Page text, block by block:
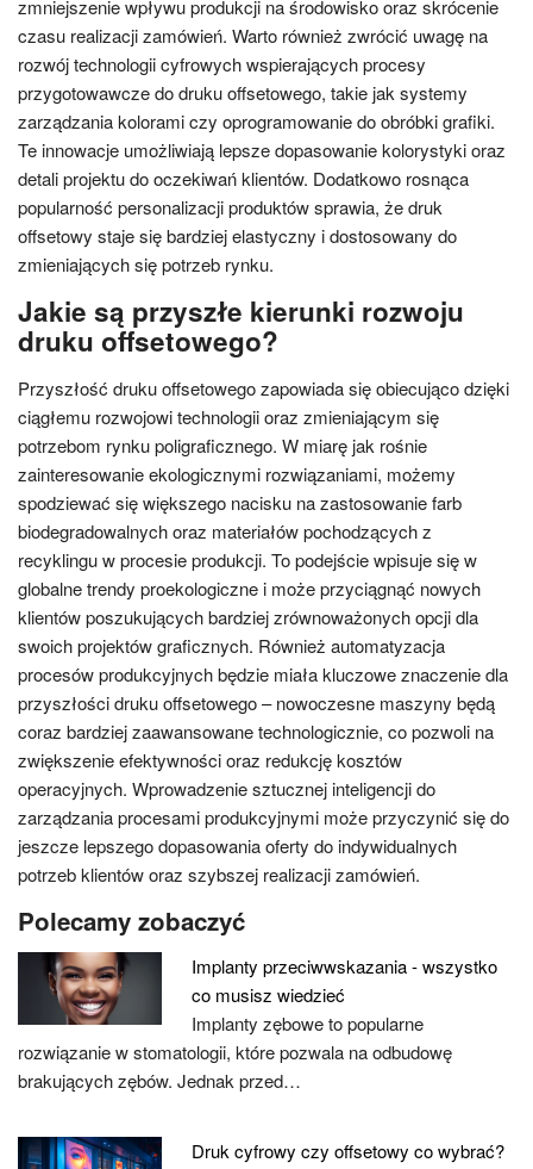
zmniejszenie wpływu produkcji na środowisko oraz skrócenie
czasu realizacji zamówień. Warto również zwrócić uwagę na
rozwój technologii cyfrowych wspierających procesy
przygotowawcze do druku offsetowego, takie jak systemy
zarządzania kolorami czy oprogramowanie do obróbki grafiki.
Te innowacje umożliwiają lepsze dopasowanie kolorystyki oraz
detali projektu do oczekiwań klientów. Dodatkowo rosnąca
popularność personalizacji produktów sprawia, że druk
offsetowy staje się bardziej elastyczny i dostosowany do
zmieniających się potrzeb rynku.
Jakie są przyszłe kierunki rozwoju
druku offsetowego?
Przyszłość druku offsetowego zapowiada się obiecująco dzięki
ciągłemu rozwojowi technologii oraz zmieniającym się
potrzebom rynku poligraficznego. W miarę jak rośnie
zainteresowanie ekologicznymi rozwiązaniami, możemy
spodziewać się większego nacisku na zastosowanie farb
biodegradowalnych oraz materiałów pochodzących z
recyklingu w procesie produkcji. To podejście wpisuje się w
globalne trendy proekologiczne i może przyciągnąć nowych
klientów poszukujących bardziej zrównoważonych opcji dla
swoich projektów graficznych. Również automatyzacja
procesów produkcyjnych będzie miała kluczowe znaczenie dla
przyszłości druku offsetowego – nowoczesne maszyny będą
coraz bardziej zaawansowane technologicznie, co pozwoli na
zwiększenie efektywności oraz redukcję kosztów
operacyjnych. Wprowadzenie sztucznej inteligencji do
zarządzania procesami produkcyjnymi może przyczynić się do
jeszcze lepszego dopasowania oferty do indywidualnych
potrzeb klientów oraz szybszej realizacji zamówień.
Polecamy zobaczyć
Implanty przeciwwskazania - wszystko
co musisz wiedzieć
Implanty zębowe to popularne
rozwiązanie w stomatologii, które pozwala na odbudowę
brakujących zębów. Jednak przed…
Druk cyfrowy czy offsetowy co wybrać?